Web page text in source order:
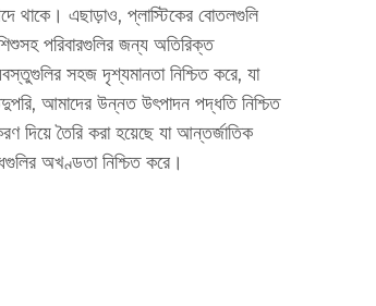
থাকে। এছাড়াও, প্লাস্টিকের বোতলগুলি
পরিবারগুলির জন্য অতিরিক্ত
সহজ দৃশ্যমানতা নিশ্চিত করে, যা
আমাদের উন্নত উৎপাদন পদ্ধতি নিশ্চিত
দিয়ে তৈরি করা হয়েছে যা আন্তর্জাতিক
অখণ্ডতা নিশ্চিত করে।